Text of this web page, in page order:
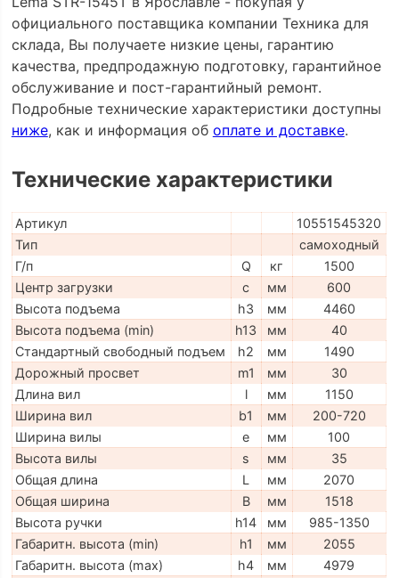
официального поставщика компании Техника для
склада, Вы получаете низкие цены, гарантию
качества, предпродажную подготовку, гарантийное
обслуживание и пост-гарантийный ремонт.
Подробные технические характеристики доступны
ниже, как и информация об оплате и доставке.
Технические характеристики
Артикул
10551545320
Тип
самоходный
Г/п
Q кг
1500
Центр загрузки
c мм
600
Высота подъема
h3 мм
4460
Высота подъема (min)
h13 мм
40
Стандартный свободный подъем
h2 мм
1490
Дорожный просвет
m1 мм
30
Длина вил
l мм
1150
Ширина вил
b1 мм
200-720
Ширина вилы
e мм
100
Высота вилы
s мм
35
Общая длина
L мм
2070
Общая ширина
B мм
1518
Высота ручки
h14 мм
985-1350
Габаритн. высота (min)
h1 мм
2055
Габаритн. высота (max)
h4 мм
4979